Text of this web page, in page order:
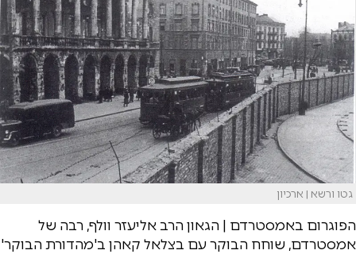
גטו ורשא | ארכיון
הפוגרום באמסטרדם | הגאון הרב אליעזר וולף, רבה של
אמסטרדם, שוחח הבוקר עם בצלאל קאהן ב'מהדורת הבוקר'